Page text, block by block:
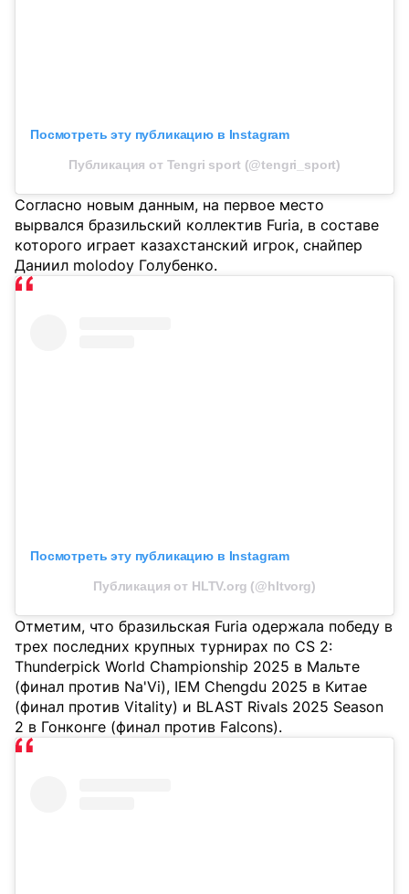
Посмотреть эту публикацию в Instagram
Публикация от Tengri sport (@tengri_sport)
Согласно новым данным, на первое место
вырвался бразильский коллектив Furia, в составе
которого играет казахстанский игрок, снайпер
Даниил molodoy Голубенко.
Посмотреть эту публикацию в Instagram
Публикация от HLTV.org (@hltvorg)
Отметим, что бразильская Furia одержала победу в
трех последних крупных турнирах по CS 2:
Thunderpick World Championship 2025 в Мальте
(финал против Na'Vi), IEM Chengdu 2025 в Китае
(финал против Vitality) и BLAST Rivals 2025 Season
2 в Гонконге (финал против Falcons).